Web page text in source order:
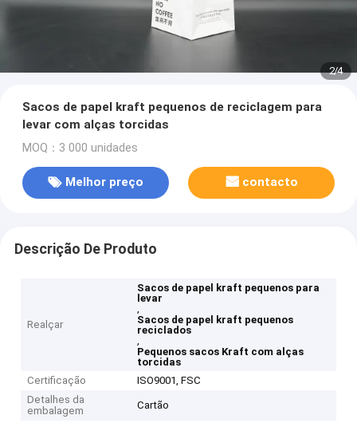
2/4
Sacos de papel kraft pequenos de reciclagem para
levar com alças torcidas
MOQ：3 000 unidades
Melhor preço contacto
Descrição De Produto
Realçar
Sacos de papel kraft pequenos para
levar
,
Sacos de papel kraft pequenos
reciclados
,
Pequenos sacos Kraft com alças
torcidas
Certificação
ISO9001, FSC
Detalhes da
embalagem
Cartão